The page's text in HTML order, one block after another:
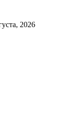
2026